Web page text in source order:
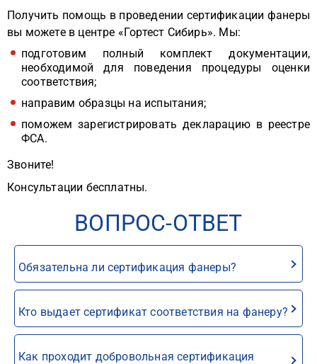
Получить помощь в проведении сертификации фанеры
вы можете в центре «Гортест Сибирь». Мы:
подготовим полный комплект документации,
необходимой для поведения процедуры оценки
соответствия;
направим образцы на испытания;
поможем зарегистрировать декларацию в реестре
ФСА.
Звоните!
Консультации бесплатны.
ВОПРОС-ОТВЕТ
Обязательна ли сертификация фанеры?
Кто выдает сертификат соответствия на фанеру?
Как проходит добровольная сертификация